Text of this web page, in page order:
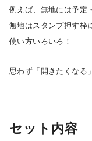
例えば、無地には予定
無地はスタンプ押す枠
使い方いろいろ！
思わず「開きたくなる
セット内容